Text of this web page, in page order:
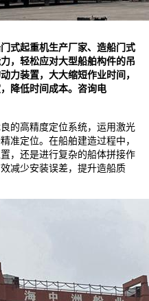
式起重机生产厂家、造船门式
，轻松应对大型船舶构件的吊
力装置，大大缩短作业时间，
降低时间成本。咨询电
的高精度定位系统，运用激光
准定位。在船舶建造过程中，
，还是进行复杂的船体拼接作
减少安装误差，提升造船质